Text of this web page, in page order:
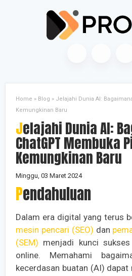
Home » Blog » Jelajahi Dunia AI:
Kemungkinan Baru
Jelajahi Dunia AI: Bagaimana
ChatGPT Membuka
Kemungkinan Baru
Minggu, 03 Maret 2024
Pendahuluan
Dalam era digital yang terus
mesin pencari (SEO) dan
(SEM) menjadi kunci
online. Memahami
kecerdasan buatan (AI)